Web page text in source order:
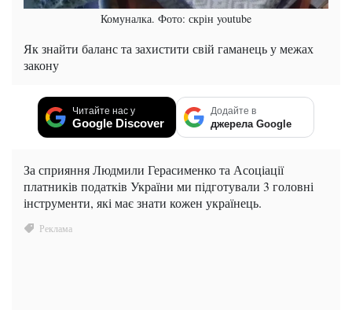
Комуналка. Фото: скрін youtube
Як знайти баланс та захистити свій гаманець у межах
закону
Читайте нас у
Google Discover
Додайте в
джерела Google
За сприяння Людмили Герасименко та Асоціації
платників податків України ми підготували 3 головні
інструменти, які має знати кожен українець.